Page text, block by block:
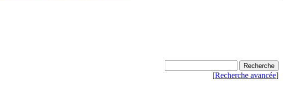
[Recherche avancée]